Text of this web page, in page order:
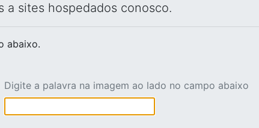
a sites hospedados conosco.
abaixo.
Digite a palavra na imagem ao lado no campo abaixo